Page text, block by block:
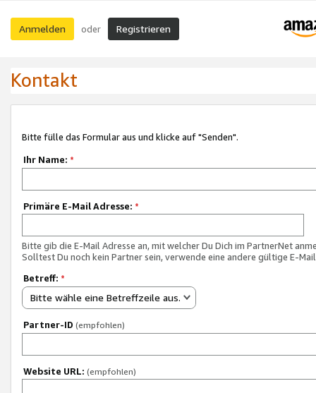
Anmelden oder Registrieren
Kontakt
Bitte fülle das Formular aus und klicke auf "Senden".
Ihr Name: *
Primäre E-Mail Adresse: *
Bitte gib die E-Mail Adresse an, mit welcher Du Dich im PartnerNet
Solltest Du noch kein Partner sein, verwende eine andere gültige E-
Betreff: *
Bitte wähle eine Betreffzeile aus.
Partner-ID (empfohlen)
Website URL: (empfohlen)